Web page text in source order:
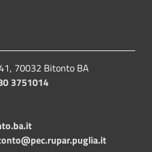
70032 Bitonto BA
3751014